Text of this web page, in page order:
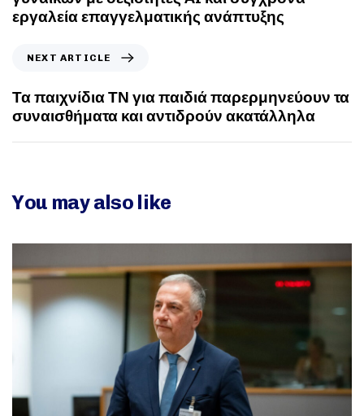
εργαλεία επαγγελματικής ανάπτυξης
NEXT ARTICLE
Τα παιχνίδια ΤΝ για παιδιά παρερμηνεύουν τα
συναισθήματα και αντιδρούν ακατάλληλα
You may also like